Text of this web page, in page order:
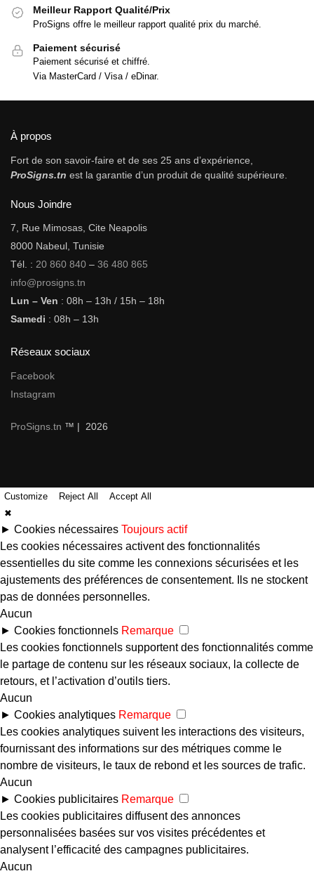
Meilleur Rapport Qualité/Prix
ProSigns offre le meilleur rapport qualité prix du marché.
Paiement sécurisé
Paiement sécurisé et chiffré.
Via MasterCard / Visa / eDinar.
À propos
Fort de son savoir-faire et de ses 25 ans d’expérience,
ProSigns.tn est la garantie d’un produit de qualité supérieure.
Nous Joindre
7, Rue Mimosas, Cite Neapolis
8000 Nabeul, Tunisie
Tél. : 20 860 840 – 36 480 865
info@prosigns.tn
Lun – Ven : 08h – 13h / 15h – 18h
Samedi : 08h – 13h
Réseaux sociaux
Facebook
Instagram
ProSigns.tn ™ | 2026
Customize Reject All
Accept All
✖
► Cookies nécessaires Toujours actif
Les cookies nécessaires activent des fonctionnalités
essentielles du site comme les connexions sécurisées et les
ajustements des préférences de consentement. Ils ne stockent
pas de données personnelles.
Aucun
► Cookies fonctionnels Remarque
Les cookies fonctionnels supportent des fonctionnalités comme
le partage de contenu sur les réseaux sociaux, la collecte de
retours, et l’activation d’outils tiers.
Aucun
► Cookies analytiques Remarque
Les cookies analytiques suivent les interactions des visiteurs,
fournissant des informations sur des métriques comme le
nombre de visiteurs, le taux de rebond et les sources de trafic.
Aucun
► Cookies publicitaires Remarque
Les cookies publicitaires diffusent des annonces
personnalisées basées sur vos visites précédentes et
analysent l’efficacité des campagnes publicitaires.
Aucun